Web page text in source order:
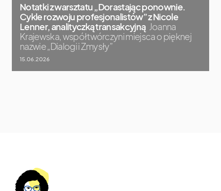
Notatki z warsztatu „Dorastając ponownie.
Cykle rozwoju profesjonalistów” z Nicole
Lenner, analityczką transakcyjną Joanna
Krajewska, współtwórczyni miejsca o pięknej
nazwie „Dialogi i Zmysły”
15.06.2026